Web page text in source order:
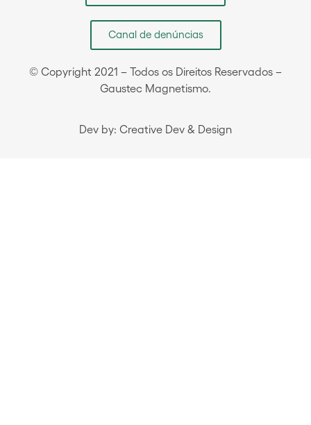
Canal de denúncias
© Copyright 2021 – Todos os Direitos Reservados –
Gaustec Magnetismo.
Dev by: Creative Dev & Design